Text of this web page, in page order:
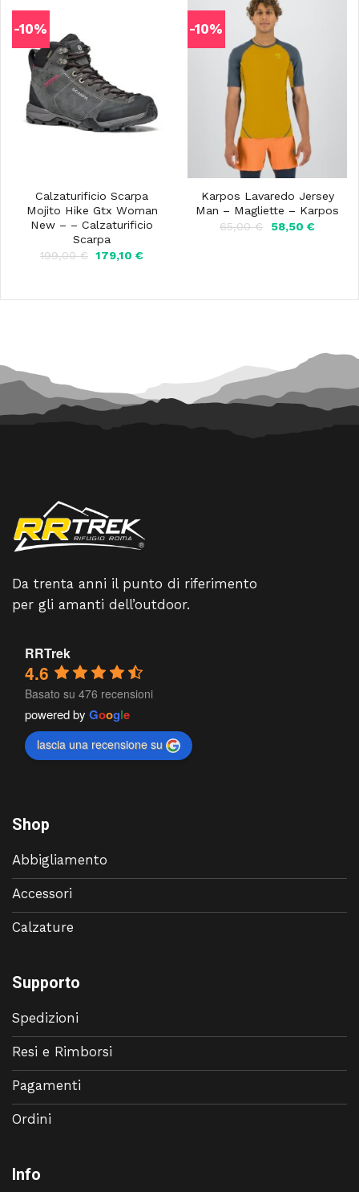
-10%
Calzaturificio Scarpa
Mojito Hike Gtx Woman
New – – Calzaturificio
Scarpa
199,00€ Il
prezzo
199,00 €.
179,10€Il
179,10 €.
-10%
Karpos Lavaredo Jersey
Man – Magliette – Karpos
65,00€
Il
prezzo
58,50 €Il
Da trenta anni il punto di riferimento
per gli amanti dell’outdoor.
RRTrek
4.6
Basato su 476 recensioni
powered by Google
lascia una recensione su
Shop
Abbigliamento
Accessori
Calzature
Supporto
Spedizioni
Resi e Rimborsi
Pagamenti
Ordini
Info